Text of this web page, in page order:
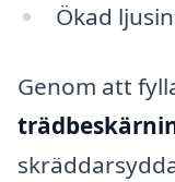
Ökad
Genom att